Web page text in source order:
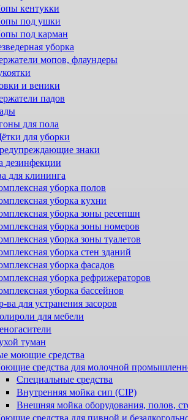
кентукки
под ушки
под карман
уборка
мопов, флаундеры
и веники
падов
для пола
для уборки
знаки
дезинфекции
для клининга
уборка полов
уборка кухни
уборка зоны ресепшн
уборка зоны номеров
уборка зоны туалетов
уборка стен зданий
уборка фасадов
уборка рефрижераторов
уборка бассейнов
ва для устранения засоров
для мебели
туман
моющие средства
средства для молочной
Специальные средства
Внутренняя мойка сип (CIP)
Внешняя мойка оборудования, полов,